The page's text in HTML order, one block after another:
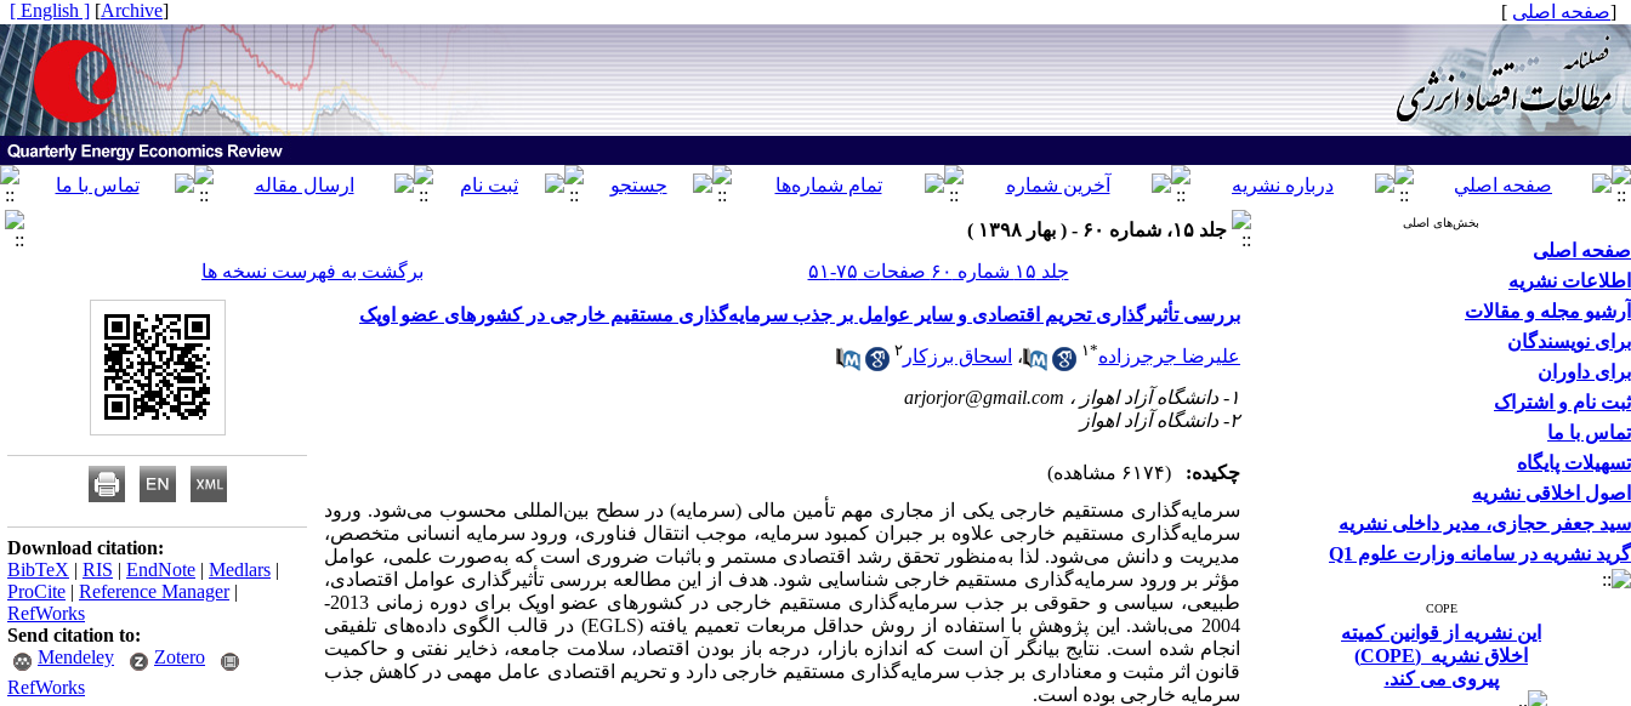
[صفحه اصلی ]
[
Archive
]
[ English ]
بخش‌های اصلی
صفحه اصلی
اطلاعات نشریه
آرشیو مجله و مقالات
برای نویسندگان
برای داوران
ثبت نام و اشتراک
تماس با ما
تسهیلات پایگاه
اصول اخلاقی نشریه
سید جعفر حجازی، مدیر داخلی نشریه
گرید نشریه در سامانه وزارت علوم Q1
COPE
این نشریه از قوانین کمیته
اخلاق نشریه (COPE)
پیروی می کند.
جلد ۱۵، شماره ۶۰ - ( بهار ۱۳۹۸ )
جلد ۱۵ شماره ۶۰ صفحات ۷۵-۵۱
برگشت به فهرست نسخه ها
بررسی تأثیرگذاری تحریم اقتصادی و سایر عوامل بر جذب سرمایه‌گذاری مستقیم خارجی در کشورهای عضو اوپک
علیرضا جرجرزاده*۱ ، اسحاق برزکار ۲
۱- دانشگاه آزاد اهواز ،
arjorjor@gmail.com
۲- دانشگاه آزاد اهواز
چکیده:
(۶۱۷۴ مشاهده)
سرمایه‌گذاری مستقیم خارجی یکی از مجاری مهم تأمین مالی (سرمایه) در سطح بین‌المللی محسوب می‌شود. ورود
سرمایه‌گذاری مستقیم خارجی علاوه بر جبران کمبود سرمایه، موجب انتقال فناوری، ورود سرمایه انسانی متخصص،
مدیریت و دانش می‌شود. لذا به‌منظور تحقق رشد اقتصادی مستمر و باثبات ضروری است که به‌صورت علمی، عوامل
مؤثر بر ورود سرمایه‌گذاری مستقیم خارجی شناسایی شود. هدف از این مطالعه بررسی تأثیرگذاری عوامل اقتصادی،
طبیعی، سیاسی و حقوقی بر جذب سرمایه‌گذاری مستقیم خارجی در کشورهای عضو اوپک برای دوره
زمانی 2013-
2004 می‌باشد. این پژوهش با استفاده از روش حداقل مربعات تعمیم یافته (EGLS) در قالب الگوی داده‌های تلفیقی
انجام شده است. نتایج بیانگر آن است که اندازه بازار، درجه باز
بودن اقتصاد، سلامت جامعه، ذخایر نفتی و حاکمیت
قانون اثر مثبت و معناداری بر جذب سرمایه‌گذاری مستقیم خارجی دارد و تحریم اقتصادی عامل مهمی در کاهش جذب
سرمایه خارجی بوده است.
Download citation:
BibTeX | RIS | EndNote | Medlars |
ProCite | Reference Manager|
RefWorks
Send citation to:
Mendeley
Zotero
RefWorks